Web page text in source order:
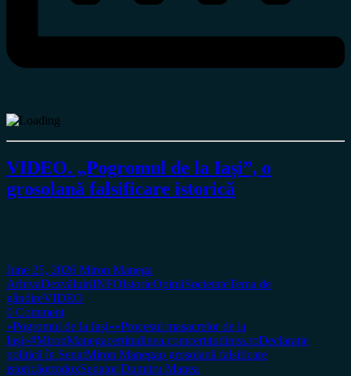
VIDEO. „Pogromul de la Iași”, o
grosolană falsificare istorică
June 25, 2026 Miron Manega
ArhivaDezvăluiriINFOIstorieOpiniiSocietateTema de
gândireVIDEO
0 Comment
«Pogromul de la Iași»«Procesul masacrelor de la
Iași»#MironManegacertitudinea.comcertitudinea.roDeclarație
politică în SenatMiron Manegao grosolană falsificare
istoricăortodoxSenator Dumitru Manea